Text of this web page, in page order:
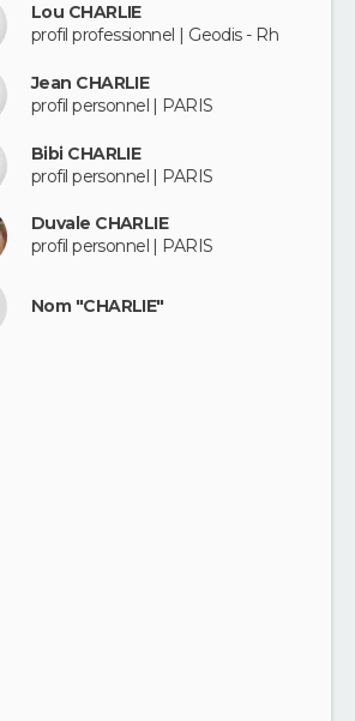
Lou CHARLIE
profil professionnel | Geodis - Rh
Jean CHARLIE
profil personnel | PARIS
Bibi CHARLIE
profil personnel | PARIS
Duvale CHARLIE
profil personnel | PARIS
Nom "CHARLIE"